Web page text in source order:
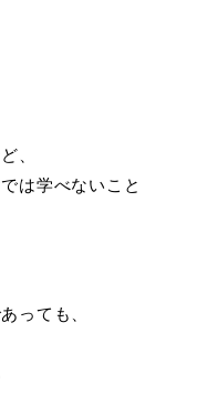
、
は学べないこと
っても、